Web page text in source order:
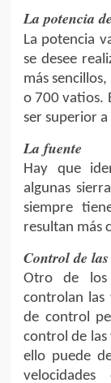
La potencia
La potencia
se desee
más
o 700 vatios.
ser superior
La fuente
Hay que
algunas
siempre
resultan más
Control de las
Otro de los
controlan las
de control
control de las
ello puede